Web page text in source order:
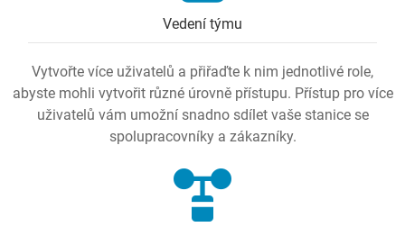
Vedení týmu
Vytvořte více uživatelů a přiřaďte k nim jednotlivé role,
abyste mohli vytvořit různé úrovně přístupu. Přístup pro více
uživatelů vám umožní snadno sdílet vaše stanice se
spolupracovníky a zákazníky.